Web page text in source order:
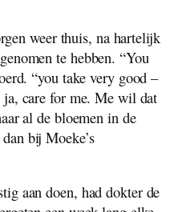
weer thuis, na hartelijk
te hebben. “You
“you take very good –
care for me. Me wil dat
al de bloemen in de
bij Moeke’s
aan doen, had dokter de